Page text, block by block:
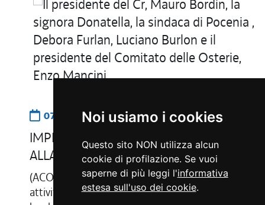
Noi usiamo i cookies
Questo sito NON utilizza alcun
cookie di profilazione. Se vuoi
saperne di più leggi l'informativa
estesa sull'uso dei cookie.
07.03.2026 14:15
IMPRESE. BORDIN: 200 ANNI OSTERIA
ALLA PASSEGGIATA, ANIMA DEL FRIULI
(ACON) Pocenia, 7 mar - "Duecento anni di
attività non sono solo un traguardo per un